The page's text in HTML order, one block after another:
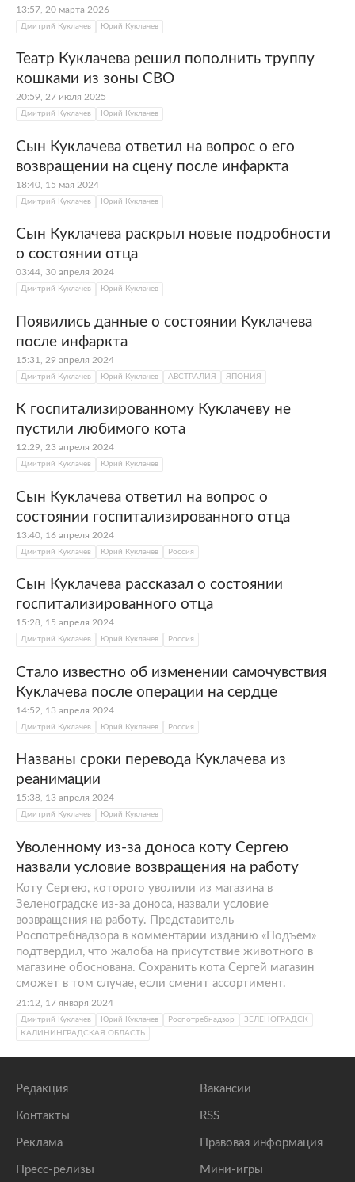
13:57, 20 марта 2026
Дмитрий Куклачев Юрий Куклачев
Театр Куклачева решил пополнить труппу
кошками из зоны СВО
20:59, 27 июля 2025
Дмитрий Куклачев Юрий Куклачев
Сын Куклачева ответил на вопрос о его
возвращении на сцену после инфаркта
18:40, 15 мая 2024
Дмитрий Куклачев Юрий Куклачев
Сын Куклачева раскрыл новые подробности
о состоянии отца
03:44, 30 апреля 2024
Дмитрий Куклачев Юрий Куклачев
Появились данные о состоянии Куклачева
после инфаркта
15:31, 29 апреля 2024
Дмитрий Куклачев Юрий Куклачев АВСТРАЛИЯ ЯПОНИЯ
К госпитализированному Куклачеву не
пустили любимого кота
12:29, 23 апреля 2024
Дмитрий Куклачев Юрий Куклачев
Сын Куклачева ответил на вопрос о
состоянии госпитализированного отца
13:40, 16 апреля 2024
Дмитрий Куклачев Юрий Куклачев Россия
Сын Куклачева рассказал о состоянии
госпитализированного отца
15:28, 15 апреля 2024
Дмитрий Куклачев Юрий Куклачев Россия
Стало известно об изменении самочувствия
Куклачева после операции на сердце
14:52, 13 апреля 2024
Дмитрий Куклачев Юрий Куклачев Россия
Названы сроки перевода Куклачева из
реанимации
15:38, 13 апреля 2024
Дмитрий Куклачев Юрий Куклачев
Уволенному из-за доноса коту Сергею
назвали условие возвращения на работу
Коту Сергею, которого уволили из магазина в
Зеленоградске из-за доноса, назвали условие
возвращения на работу. Представитель
Роспотребнадзора в комментарии изданию «Подъем»
подтвердил, что жалоба на присутствие животного в
магазине обоснована. Сохранить кота Сергей магазин
сможет в том случае, если сменит ассортимент.
21:12, 17 января 2024
Дмитрий Куклачев Юрий Куклачев Роспотребнадзор
ЗЕЛЕНОГРАДСК
КАЛИНИНГРАДСКАЯ ОБЛАСТЬ
Редакция
Контакты
Реклама
Пресс-релизы
Вакансии
RSS
Правовая информация
Мини-игры